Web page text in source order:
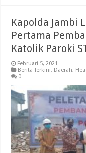
Kapolda Jambi
Pertama
Katolik Paroki
Februari 5, 2021
Berita Terkini, Daerah,
0